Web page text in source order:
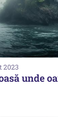
2023
unde